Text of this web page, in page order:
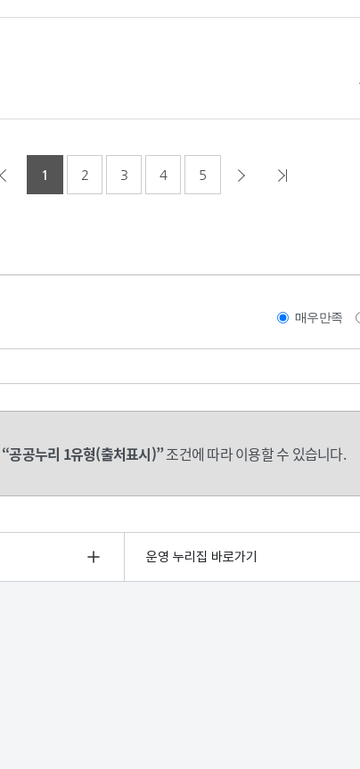
1 2 3 4 5
매우만족
“공공누리 1유형(출처표시)”조건에 따라 이용할 수 있습니다.
운영 누리집 바로가기